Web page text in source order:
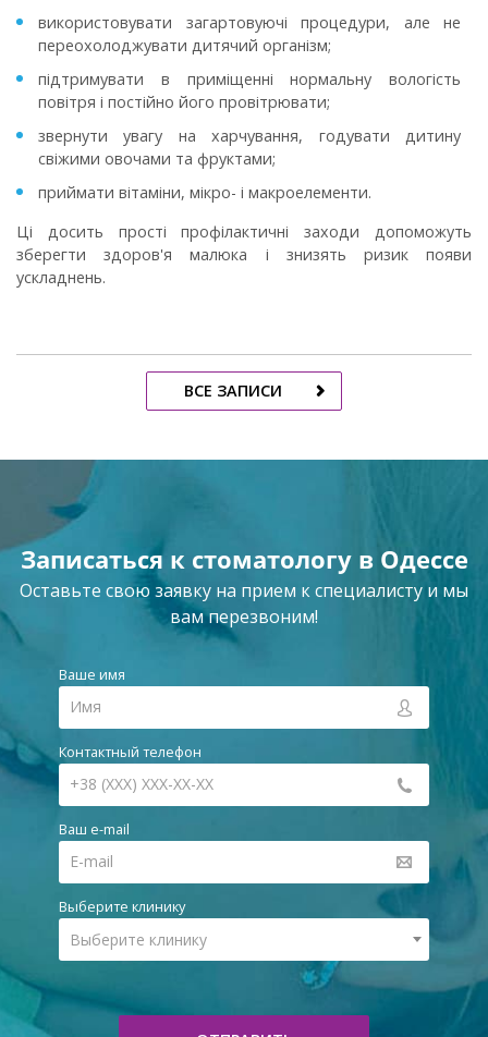
використовувати загартовуючі процедури, але не
переохолоджувати дитячий організм;
підтримувати в приміщенні нормальну вологість
повітря і постійно його провітрювати;
звернути увагу на харчування, годувати дитину
свіжими овочами та фруктами;
приймати вітаміни, мікро- і макроелементи.
Ці досить прості профілактичні заходи допоможуть
зберегти здоров'я малюка і знизять ризик появи
ускладнень.
ВСЕ ЗАПИСИ
Записаться к стоматологу в Одессе
Оставьте свою заявку на прием к специалисту и мы
вам перезвоним!
Ваше имя
Контактный телефон
Ваш e-mail
Выберите клинику
Выберите клинику